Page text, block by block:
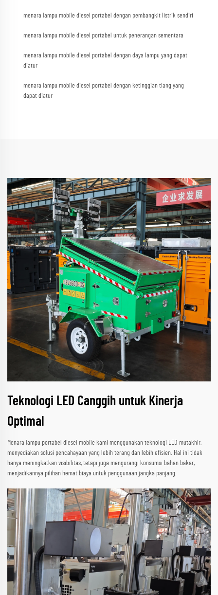
menara lampu mobile diesel portabel dengan pembangkit listrik sendiri
menara lampu mobile diesel portabel untuk penerangan sementara
menara lampu mobile diesel portabel dengan daya lampu yang dapat
diatur
menara lampu mobile diesel portabel dengan ketinggian tiang yang
dapat diatur
Teknologi LED Canggih untuk Kinerja
Optimal
Menara lampu portabel diesel mobile kami menggunakan teknologi LED mutakhir,
menyediakan solusi pencahayaan yang lebih terang dan lebih efisien. Hal ini tidak
hanya meningkatkan visibilitas, tetapi juga mengurangi konsumsi bahan bakar,
menjadikannya pilihan hemat biaya untuk penggunaan jangka panjang.